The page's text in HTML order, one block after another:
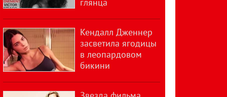
Кендалл Дженнер
засветила ягодицы
в леопардовом
бикини